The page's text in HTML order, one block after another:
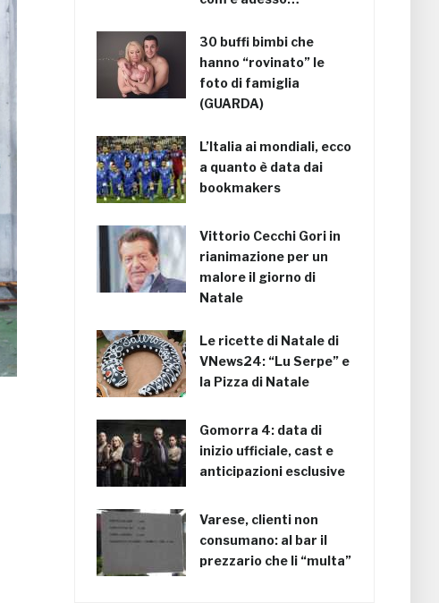
30 buffi bimbi che
hanno “rovinato” le
foto di famiglia
(GUARDA)
L’Italia ai mondiali, ecco
a quanto è data dai
bookmakers
Vittorio Cecchi Gori in
rianimazione per un
malore il giorno di
Natale
Le ricette di Natale di
VNews24: “Lu Serpe” e
la Pizza di Natale
Gomorra 4: data di
inizio ufficiale, cast e
anticipazioni esclusive
Varese, clienti non
consumano: al bar il
prezzario che li “multa”